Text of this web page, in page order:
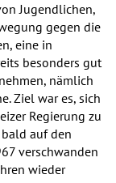
Jugendlichen,
gegen die
eine in
besonders gut
nämlich
Ziel war es, sich
Regierung zu
auf den
verschwanden
wieder